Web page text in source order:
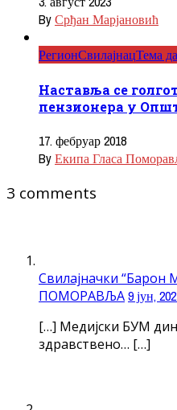
ByСрђан Марјановић
РегионСвилајнацТема
Наставља се
пензионера у
17. фебруар 2018
ByЕкипа Гласа
3 comments
Свилајначки “Барон
ПОМОРАВЉА9 јун,
[…] Медијски БУМ
здравствено… […]